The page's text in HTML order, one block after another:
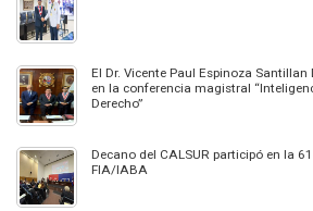
El Dr. Vicente Paul Espinoza Santillan
en la conferencia magistral
Derecho”
Decano del CALSUR participó en la
FIA/IABA